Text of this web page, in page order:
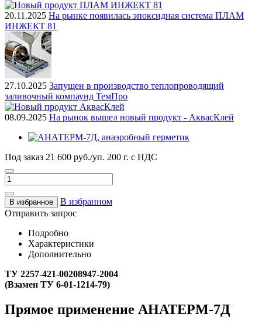
20.11.2025 На рынке появилась эпоксидная система ПЛАМ
ИНЖЕКТ 81
27.10.2025 Запущен в производство теплопроводящий
заливочный компаунд ТемПро
08.09.2025 На рынок вышел новый продукт - АквасКлей
Под заказ 21 600 руб./уп. 200 г. с НДС
В избранное
В избранном
Отправить запрос
Подробно
Характеристики
Дополнительно
ТУ 2257-421-00208947-2004
(Взамен ТУ 6-01-1214-79)
Прямое применение АНАТЕРМ-7Д